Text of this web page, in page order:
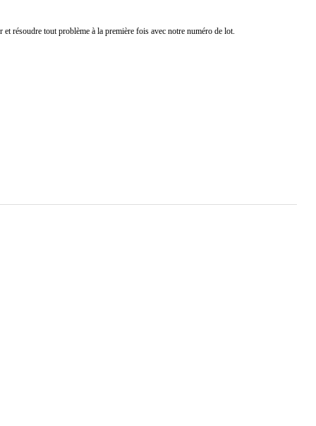
résoudre tout problème à la première fois avec notre numéro de lot.